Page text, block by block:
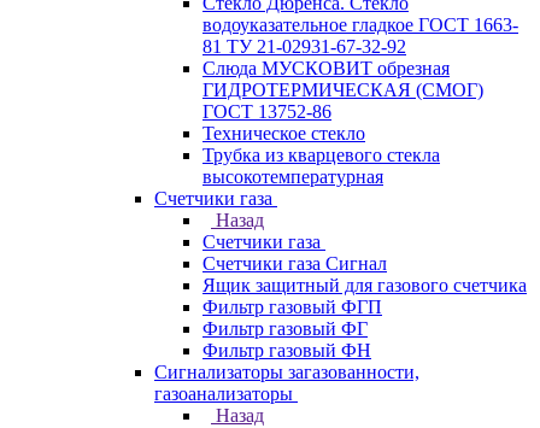
водоуказательное гладкое ГОСТ 1663-
81 ТУ 21-02931-67-32-92
Слюда МУСКОВИТ обрезная
ГИДРОТЕРМИЧЕСКАЯ (СМОГ)
ГОСТ 13752-86
Техническое стекло
Трубка из кварцевого стекла
высокотемпературная
Счетчики газа
Назад
Счетчики газа
Счетчики газа Сигнал
Ящик защитный для газового счетчика
Фильтр газовый ФГП
Фильтр газовый ФГ
Фильтр газовый ФН
Сигнализаторы загазованности,
газоанализаторы
Назад